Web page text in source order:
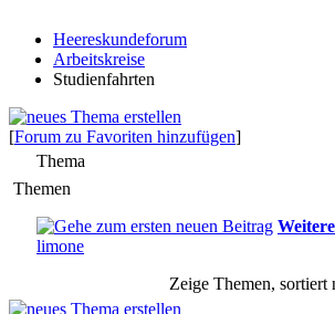
Heereskundeforum
Arbeitskreise
Studienfahrten
[Forum zu Favoriten hinzufügen]
Thema
Themen
limone
Zeige Themen, sortiert